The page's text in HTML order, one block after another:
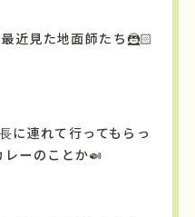
近見た地面師たち🦹🏻
に連れて行ってもらっ
レーのことか🍛